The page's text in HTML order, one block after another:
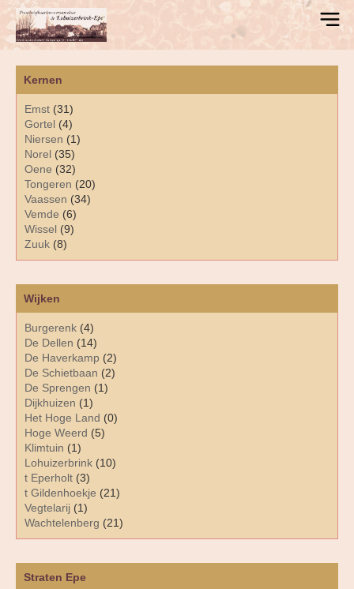
Kernen
Emst (31)
Gortel (4)
Niersen (1)
Norel (35)
Oene (32)
Tongeren (20)
Vaassen (34)
Vemde (6)
Wissel (9)
Zuuk (8)
Straten Epe
Wijken
Burgerenk (4)
De Dellen (14)
De Haverkamp (2)
De Schietbaan (2)
De Sprengen (1)
Dijkhuizen (1)
Het Hoge Land (0)
Hoge Weerd (5)
Klimtuin (1)
Lohuizerbrink (10)
t Eperholt (3)
t Gildenhoekje (21)
Vegtelarij (1)
Wachtelenberg (21)